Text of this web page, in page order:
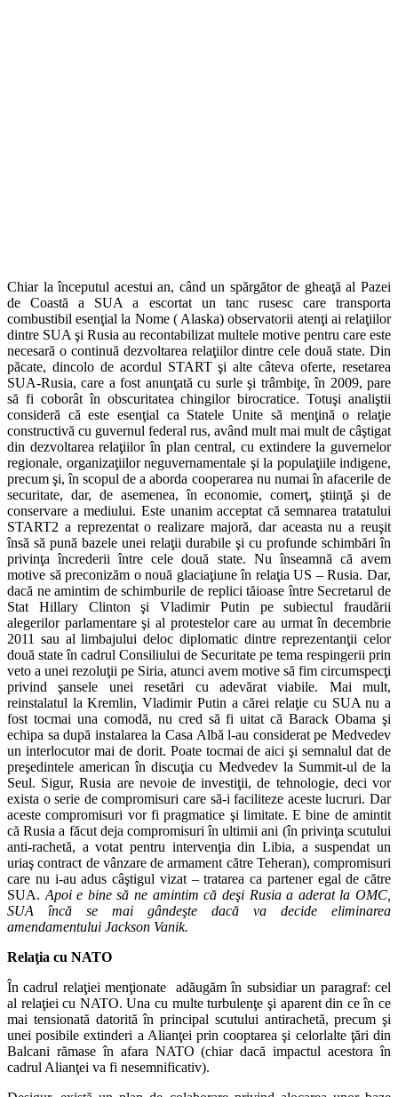
Chiar la începutul acestui an, când un spărgător de gheaţă al Pazei
de Coastă a SUA a escortat un tanc rusesc care transporta
combustibil esenţial la Nome ( Alaska) observatorii atenţi ai relaţiilor
dintre SUA şi Rusia au recontabilizat multele motive pentru care este
necesară o continuă dezvoltarea relaţiilor dintre cele două state. Din
păcate, dincolo de acordul START şi alte câteva oferte, resetarea
SUA-Rusia, care a fost anunţată cu surle şi trâmbiţe, în 2009, pare
să fi coborât în obscuritatea chingilor birocratice. Totuşi analiştii
consideră că este esenţial ca Statele Unite să menţină o relaţie
constructivă cu guvernul federal rus, având mult mai mult de câştigat
din dezvoltarea relaţiilor în plan central, cu extindere la guvernelor
regionale, organizaţiilor neguvernamentale şi la populaţiile indigene,
precum şi, în scopul de a aborda cooperarea nu numai în afacerile de
securitate, dar, de asemenea, în economie, comerţ, ştiinţă şi de
conservare a mediului. Este unanim acceptat că semnarea tratatului
START2 a reprezentat o realizare majoră, dar aceasta nu a reuşit
însă să pună bazele unei relaţii durabile şi cu profunde schimbări în
privinţa încrederii între cele două state. Nu înseamnă că avem
motive să preconizăm o nouă glaciaţiune în relaţia US – Rusia. Dar,
dacă ne amintim de schimburile de replici tăioase între Secretarul de
Stat Hillary Clinton şi Vladimir Putin pe subiectul fraudării
alegerilor parlamentare şi al protestelor care au urmat în decembrie
2011 sau al limbajului deloc diplomatic dintre reprezentanţii celor
două state în cadrul Consiliului de Securitate pe tema respingerii prin
veto a unei rezoluţii pe Siria, atunci avem motive să fim circumspecţi
privind şansele unei resetări cu adevărat viabile. Mai mult,
reinstalatul la Kremlin, Vladimir Putin a cărei relaţie cu SUA nu a
fost tocmai una comodă, nu cred să fi uitat că Barack Obama şi
echipa sa după instalarea la Casa Albă l-au considerat pe Medvedev
un interlocutor mai de dorit. Poate tocmai de aici şi semnalul dat de
preşedintele american în discuţia cu Medvedev la Summit-ul de la
Seul. Sigur, Rusia are nevoie de investiţii, de tehnologie, deci vor
exista o serie de compromisuri care să-i faciliteze aceste lucruri. Dar
aceste compromisuri vor fi pragmatice şi limitate. E bine de amintit
că Rusia a făcut deja compromisuri în ultimii ani (în privinţa scutului
anti-rachetă, a votat pentru intervenţia din Libia, a suspendat un
uriaş contract de vânzare de armament către Teheran), compromisuri
care nu i-au adus câştigul vizat – tratarea ca partener egal de către
SUA. Apoi e bine să ne amintim că deşi Rusia a aderat la OMC,
SUA încă se mai gândeşte dacă va decide eliminarea
amendamentului Jackson Vanik.
Relaţia cu NATO
În cadrul relaţiei menţionate adăugăm în subsidiar un paragraf: cel
al relaţiei cu NATO. Una cu multe turbulenţe şi aparent din ce în ce
mai tensionată datorită în principal scutului antirachetă, precum şi
unei posibile extinderi a Alianţei prin cooptarea şi celorlalte ţări din
Balcani rămase în afara NATO (chiar dacă impactul acestora în
cadrul Alianţei va fi nesemnificativ).